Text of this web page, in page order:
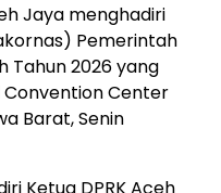
Jaya menghadiri
Pemerintah
Tahun 2026 yang
Center
Barat, Senin
Ketua DPRK Aceh